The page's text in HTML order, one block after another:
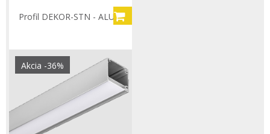
Profil DEKOR-STN - ALU/A
Akcia -36%